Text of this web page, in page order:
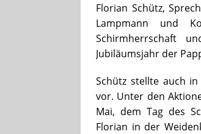
Florian Schütz,
Lampmann und
Schirmherrschaft
Jubiläumsjahr der
Schütz stellte auch
vor. Unter den
Mai, dem Tag des
Florian in der